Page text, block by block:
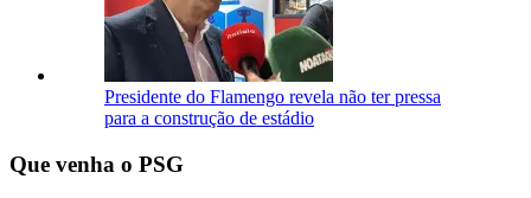
Presidente do Flamengo revela não ter pressa
para a construção de estádio
Que venha o PSG